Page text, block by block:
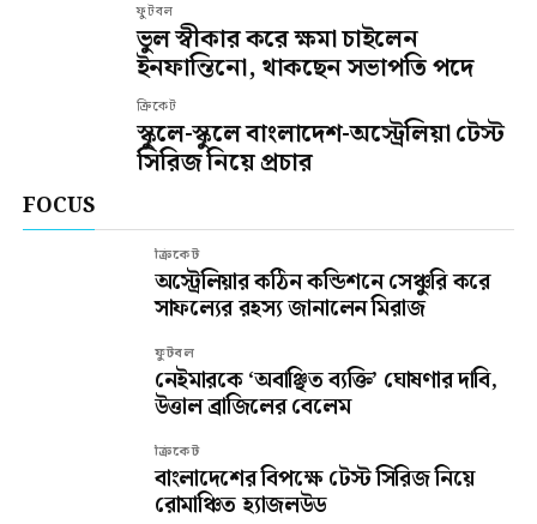
ফুটবল
ভুল স্বীকার করে ক্ষমা চাইলেন
ইনফান্তিনো, থাকছেন সভাপতি পদে
ক্রিকেট
স্কুলে-স্কুলে বাংলাদেশ-অস্ট্রেলিয়া টেস্ট
সিরিজ নিয়ে প্রচার
FOCUS
ক্রিকেট
অস্ট্রেলিয়ার কঠিন কন্ডিশনে সেঞ্চুরি করে
সাফল্যের রহস্য জানালেন মিরাজ
ফুটবল
নেইমারকে ‘অবাঞ্ছিত ব্যক্তি’ ঘোষণার দাবি,
উত্তাল ব্রাজিলের বেলেম
ক্রিকেট
বাংলাদেশের বিপক্ষে টেস্ট সিরিজ নিয়ে
রোমাঞ্চিত হ্যাজলউড